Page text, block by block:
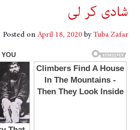
شادی کر لی
Posted onApril 18, 2020byTuba Zafar